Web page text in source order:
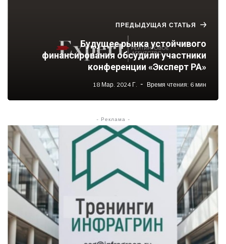
ПРЕДЫДУЩАЯ СТАТЬЯ
Будущее рынка устойчивого
финансирования обсудили участники
конференции «Эксперт РА»
18 Мар. 2024 Г. Время чтения: 6 мин
- Реклама -